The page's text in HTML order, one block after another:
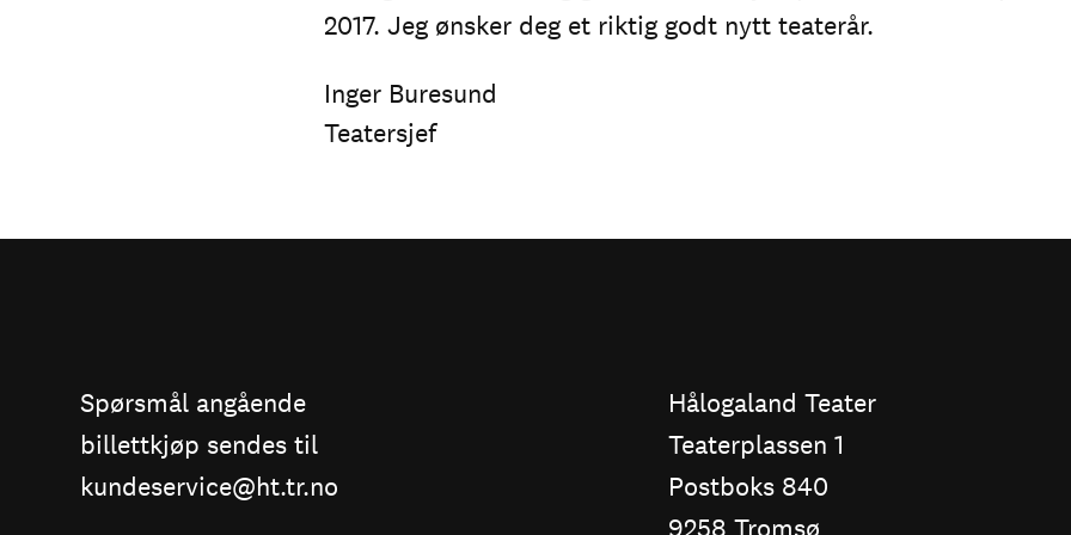
2017. Jeg ønsker deg et riktig godt nytt teaterår.
Inger Buresund
Teatersjef
Spørsmål angående
billettkjøp sendes til
kundeservice@ht.tr.no
Hålogaland Teater
Teaterplassen 1
Postboks 840
9258 Tromsø